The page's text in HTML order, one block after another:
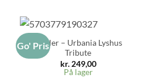
Go' PrisKähler – Urbania Lyshus
Tribute
kr.249,00
På lager